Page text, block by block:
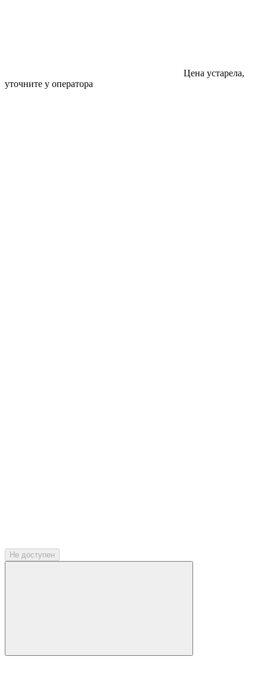
Цена устарела,
уточните у оператора
Не доступен